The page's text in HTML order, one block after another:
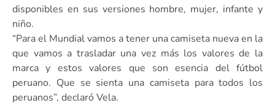
disponibles en sus versiones hombre, mujer, infante y
niño.
“Para el Mundial vamos a tener una camiseta nueva en la
que vamos a trasladar una vez más los valores de la
marca y estos valores que son esencia del fútbol
peruano. Que se sienta una camiseta para todos los
peruanos”, declaró Vela.